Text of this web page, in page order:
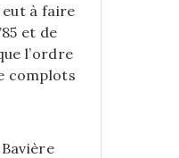
à faire
et de
l’ordre
complots